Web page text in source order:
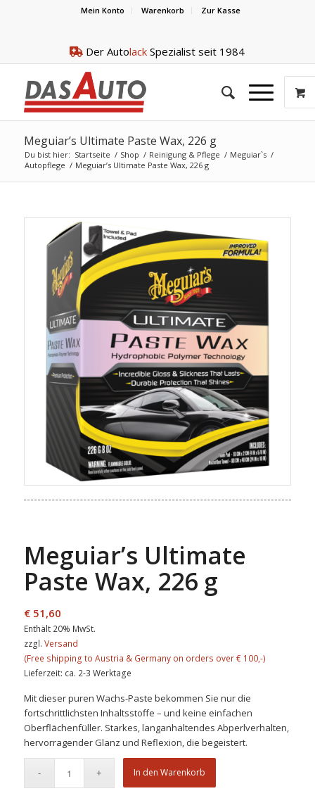
Mein Konto Warenkorb Zur Kasse
Der Autolack Spezialist seit 1984
Meguiar’s Ultimate Paste Wax, 226 g
Du bist hier: Startseite / Shop / Reinigung & Pflege / Meguiar`s /
Autopflege / Meguiar’s Ultimate Paste Wax, 226 g
Meguiar’s Ultimate
Paste Wax, 226 g
€51,60
Enthält 20% MwSt.
zzgl. Versand
Lieferzeit: ca. 2-3 Werktage
Mit dieser puren Wachs-Paste bekommen Sie nur die
fortschrittlichsten Inhaltsstoffe – und keine einfachen
Oberflächenfüller. Starkes, langanhaltendes Abperlverhalten,
hervorragender Glanz und Reflexion, die begeistert.
In den Warenkorb